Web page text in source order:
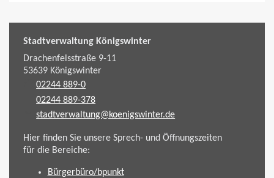
Stadtverwaltung Königswinter
Drachenfelsstraße 9-11
53639Königswinter
02244 889-0
02244 889-378
stadtverwaltung@koenigswinter.de
Hier finden Sie unsere Sprech- und Öffnungszeiten
für die Bereiche:
Bürgerbüro/bpunkt